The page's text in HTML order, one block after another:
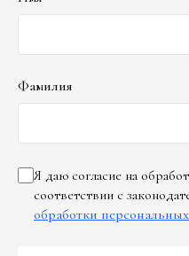
Фамилия
Я даю согласие на
соответствии с
обработки